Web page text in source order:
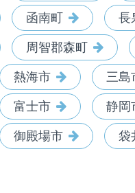
函南町 長
周智郡森町
熱海市 三島
富士市 静岡
御殿場市 袋